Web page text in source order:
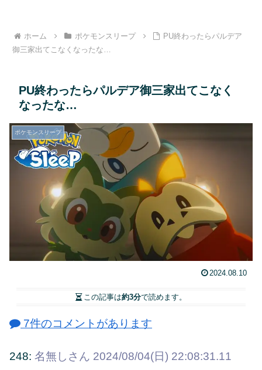
ホーム ポケモンスリープ
PU終わったらパルデア
御三家出てこなくなったな…
PU終わったらパルデア御三家出てこなく
なったな…
ポケモンスリープ
2024.08.10
この記事は約3分で読めます。
7件のコメントがあります
248: 名無しさん 2024/08/04(日) 22:08:31.11